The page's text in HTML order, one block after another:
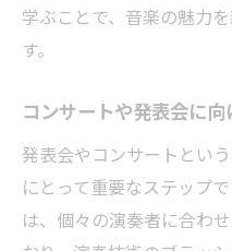
学ぶことで、音楽の魅力
す。
コンサートや発表会に向
発表会やコンサートとい
にとって重要なステップ
は、個々の演奏者に合わ